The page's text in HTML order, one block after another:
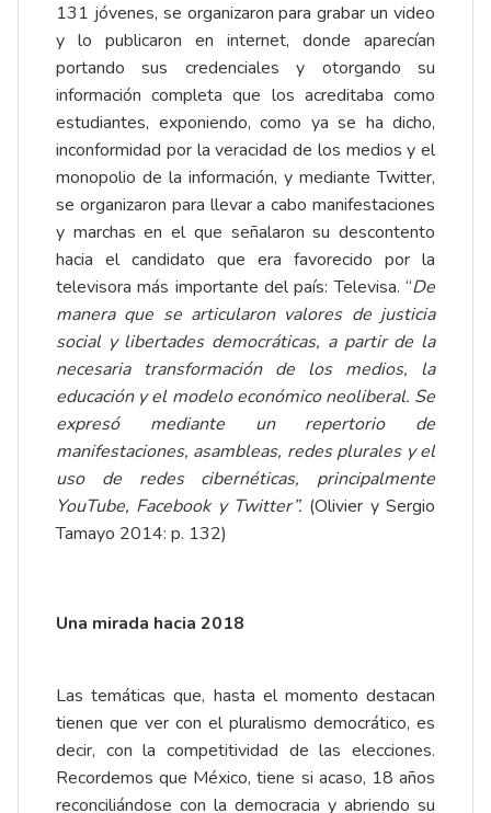
131 jóvenes, se organizaron para grabar un video
y lo publicaron en internet, donde aparecían
portando sus credenciales y otorgando su
información completa que los acreditaba como
estudiantes, exponiendo, como ya se ha dicho,
inconformidad por la veracidad de los medios y el
monopolio de la información, y mediante Twitter,
se organizaron para llevar a cabo manifestaciones
y marchas en el que señalaron su descontento
hacia el candidato que era favorecido por la
televisora más importante del país: Televisa. “De
manera que se articularon valores de justicia
social y libertades democráticas, a partir de la
necesaria transformación de los medios, la
educación y el modelo económico neoliberal. Se
expresó mediante un repertorio de
manifestaciones, asambleas, redes plurales y el
uso de redes cibernéticas, principalmente
YouTube, Facebook y Twitter”. (Olivier y Sergio
Tamayo 2014: p. 132)
Una mirada hacia 2018
Las temáticas que, hasta el momento destacan
tienen que ver con el pluralismo democrático, es
decir, con la competitividad de las elecciones.
Recordemos que México, tiene si acaso, 18 años
reconciliándose con la democracia y abriendo su